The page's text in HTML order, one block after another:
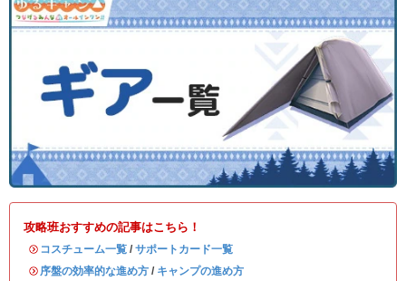
攻略班おすすめの記事はこちら！
・ コスチューム一覧 / サポートカード一覧
・ 序盤の効率的な進め方 / キャンプの進め方